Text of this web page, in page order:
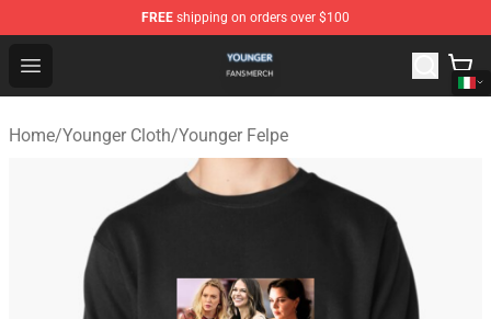
FREE shipping on orders over $100
Open menu
Younger Shop - Official Younger Merchandise Store
Home/Younger Cloth/Younger Felpe